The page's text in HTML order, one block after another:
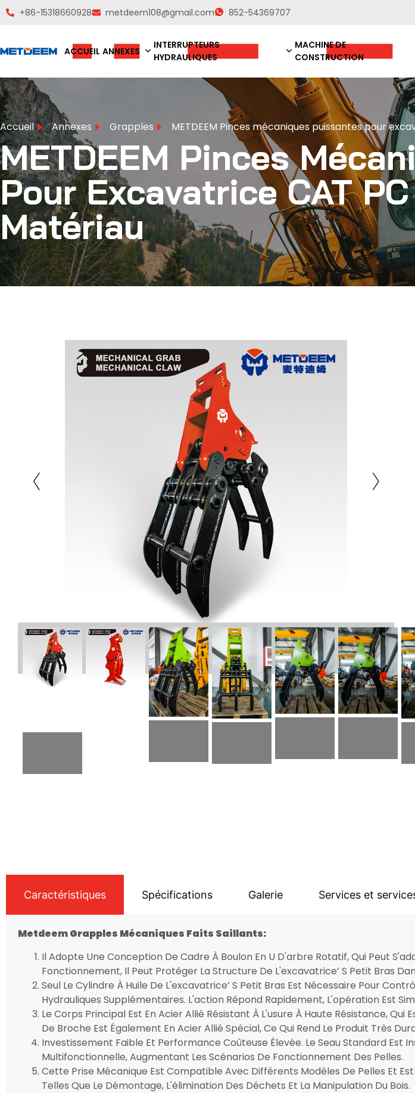
+86-15318660928 metdeem108@gmail.com 852-54369707
ACCUEIL ANNEXES
INTERRUPTEURS
HYDRAULIQUES
MACHINE DE
CONSTRUCTION
Accueil Annexes Grapples METDEEM Pinces mécaniques puissantes pour
METDEEM Pinces
Pour Excavatrice CAT
Matériau
Caractéristiques Spécifications Galerie Services et
Metdeem Grapples Mécaniques Faits Saillants:
Il Adopte Une Conception De Cadre À Boulon En U D'arbre Rotatif, Qui Peut
Fonctionnement, Il Peut Protéger La Structure De L'excavatrice’ S Petit Bras
Seul Le Cylindre À Huile De L'excavatrice’ S Petit Bras Est Nécessaire Pour
Hydrauliques Supplémentaires. L'action Répond Rapidement, L'opération Est
Le Corps Principal Est En Acier Allié Résistant À L'usure À Haute Résistance,
De Broche Est Également En Acier Allié Spécial, Ce Qui Rend Le Produit Très
Investissement Faible Et Performance Coûteuse Élevée. Le Seau Standard Est
Multifonctionnelle, Augmentant Les Scénarios De Fonctionnement Des Pelles.
Cette Prise Mécanique Est Compatible Avec Différents Modèles De Pelles Et
Telles Que Le Démontage, L'élimination Des Déchets Et La Manipulation Du Bois.